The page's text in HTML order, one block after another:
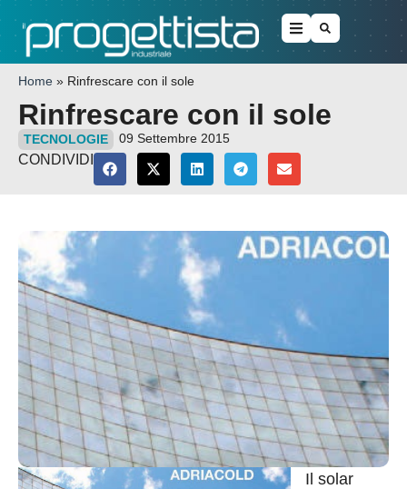
Home » Rinfrescare con il sole
Rinfrescare con il sole
TECNOLOGIE 09 Settembre 2015
CONDIVIDI
Il solar